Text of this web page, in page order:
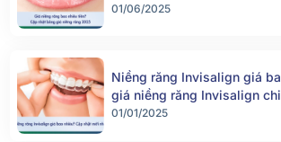
01/06/2025
Niềng răng Invisalign giá
giá niềng răng Invisalign
01/01/2025